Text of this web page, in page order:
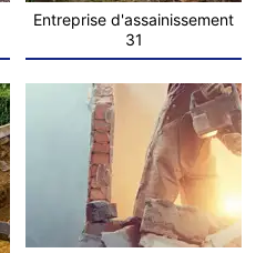
Entreprise d'assainissement
31